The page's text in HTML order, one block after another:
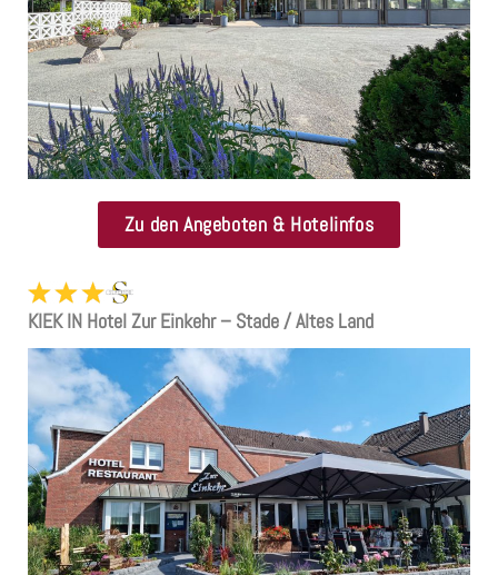
Zu den Angeboten & Hotelinfos
KIEK IN Hotel Zur Einkehr – Stade / Altes Land